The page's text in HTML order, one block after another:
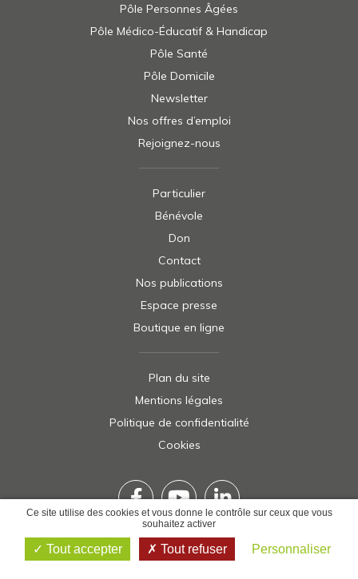
Pôle Personnes Âgées
Pôle Médico-Éducatif & Handicap
Pôle Santé
Pôle Domicile
Newsletter
Nos offres d’emploi
Rejoignez-nous
Particulier
Bénévole
Don
Contact
Nos publications
Espace presse
Boutique en ligne
Plan du site
Mentions légales
Politique de confidentialité
Cookies
RéalisationTête de Com
Ce site utilise des cookies et vous donne le contrôle sur ceux que vous
souhaitez activer
Tout accepter Tout refuser Personnaliser